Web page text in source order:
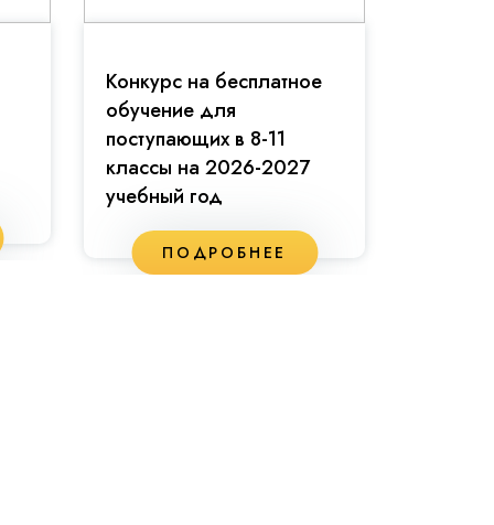
Конкурс на бесплатное
обучение для
поступающих в 8-11
классы на 2026-2027
учебный год
ПОДРОБНЕЕ